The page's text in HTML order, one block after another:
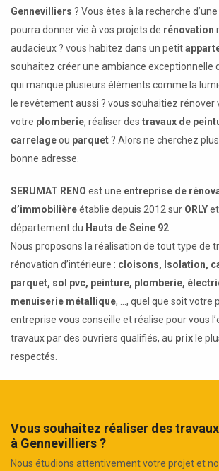
Gennevilliers ? Vous êtes à la recherche
pourra donner vie à vos projets de rénovation
audacieux ? vous habitez dans un petit
souhaitez créer une ambiance exceptionnelle
qui manque plusieurs éléments comme la
le revêtement aussi ? vous souhaitiez rénover
votre plomberie, réaliser des travaux de
carrelageou parquet ? Alors ne cherchez
bonne adresse.
SERUMAT RENO est une entreprise de
d’immobilièreétablie depuis 2012 sur ORLY
département du Hauts de Seine 92
Nous proposons la réalisation de tout type de
rénovation d’intérieure : cloisons, Isolation,
parquet, sol pvc, peinture, plomberie,
menuiserie métallique, ..., quel que soit votre
entreprise vous conseille et réalise pour vous
travaux par des ouvriers qualifiés, au prix le
respectés.
Vous souhaitez réaliser des
à Gennevilliers ?
Nous étudions attentivement votre projet et